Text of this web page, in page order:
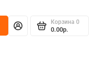
Корзина 0
0.00р.